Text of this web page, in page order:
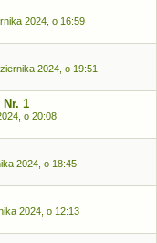
2024, o 16:59
2024, o 19:51
1
o 20:08
2024, o 18:45
2024, o 12:13